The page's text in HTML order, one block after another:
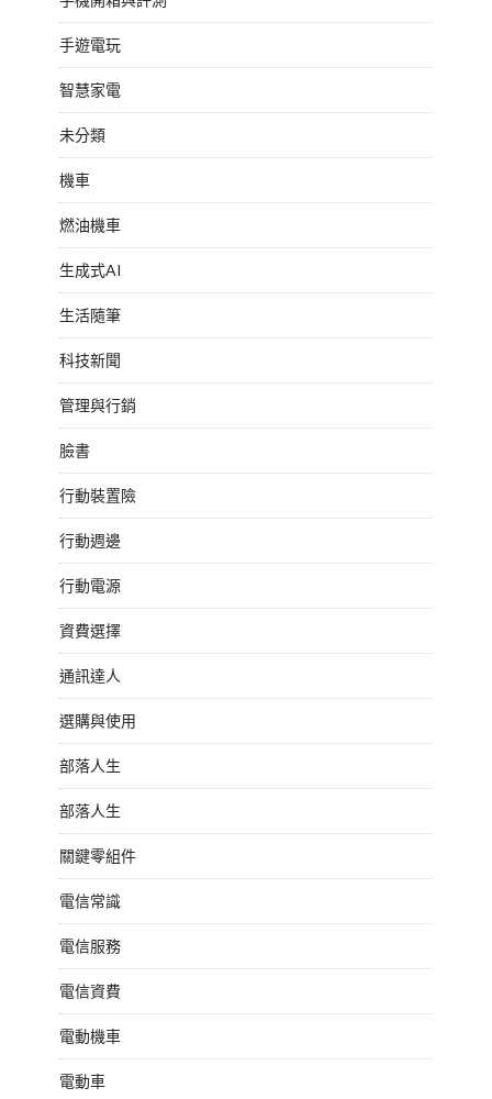
手遊電玩
智慧家電
未分類
機車
燃油機車
生成式AI
生活隨筆
科技新聞
管理與行銷
臉書
行動裝置險
行動週邊
行動電源
資費選擇
通訊達人
選購與使用
部落人生
部落人生
關鍵零組件
電信常識
電信服務
電信資費
電動機車
電動車